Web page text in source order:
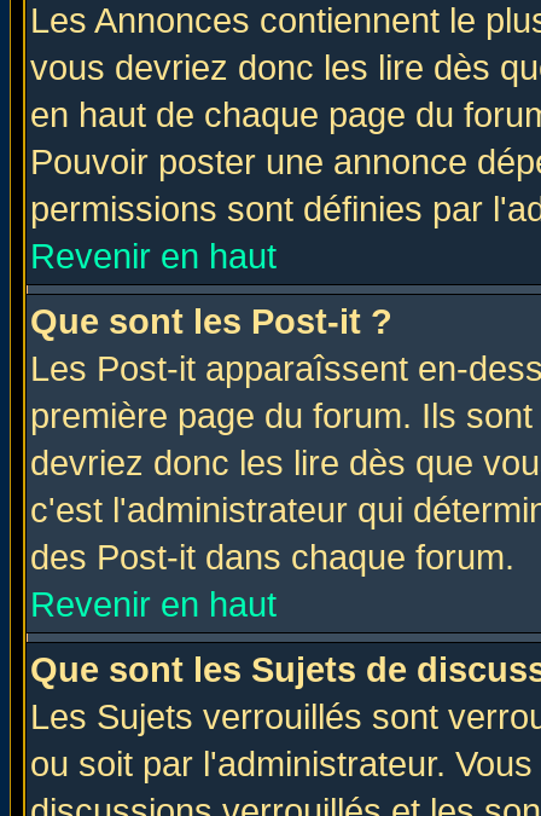
Les Annonces contiennent le
vous devriez donc les lire dès
en haut de chaque page du
Pouvoir poster une annonce
permissions sont définies par
Revenir en haut
Que sont les Post-it ?
Les Post-it apparaîssent en-
première page du forum. Ils
devriez donc les lire dès que
c'est l'administrateur qui
des Post-it dans chaque forum.
Revenir en haut
Que sont les Sujets de
Les Sujets verrouillés sont
ou soit par l'administrateur.